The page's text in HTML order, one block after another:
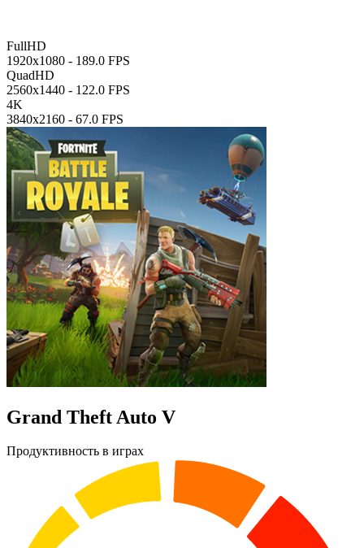
FullHD
1920x1080 - 189.0 FPS
QuadHD
2560x1440 - 122.0 FPS
4K
3840x2160 - 67.0 FPS
Grand Theft Auto V
Продуктивность в играх